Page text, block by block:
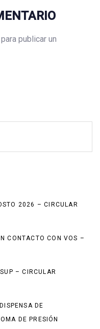
para publicar un
2026 – CIRCULAR
CONTACTO CON VOS –
– CIRCULAR
DE
DE PRESIÓN